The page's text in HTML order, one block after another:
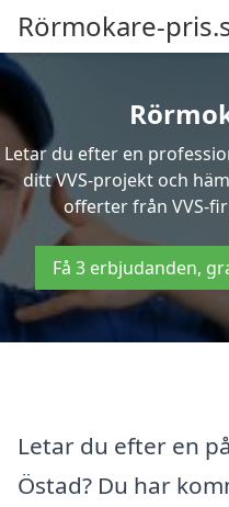
Rörmokare-
Letar du efter en
ditt VVS-projekt och
offerter från VVS-
Få 3 erbjudanden,
Letar du efter en
Östad? Du har